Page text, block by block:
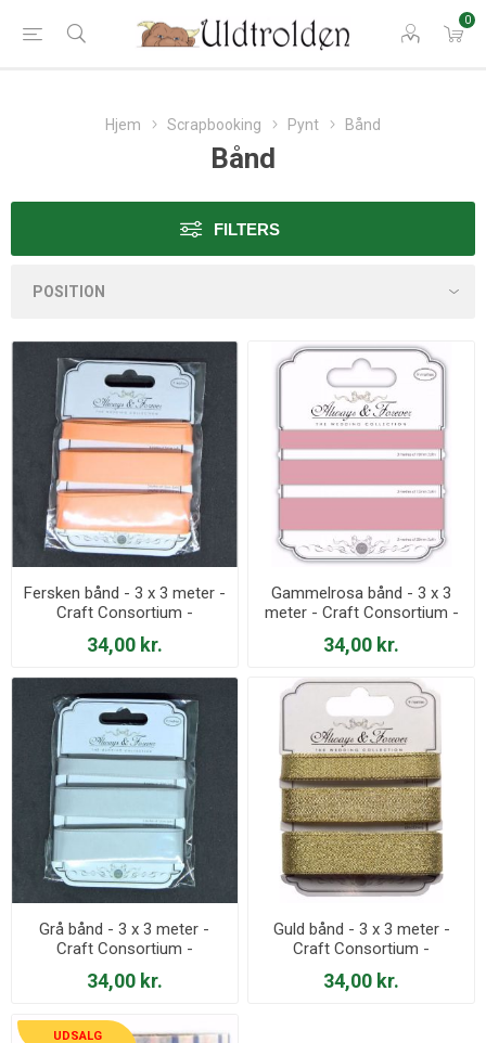
0
Hjem Scrapbooking Pynt Bånd
Bånd
FILTERS
Fersken bånd - 3 x 3 meter -
Craft Consortium -
AFSRBN007
34,00 kr.
Gammelrosa bånd - 3 x 3
meter - Craft Consortium -
AFSRBN004
34,00 kr.
Grå bånd - 3 x 3 meter -
Craft Consortium -
AFSRBN008
34,00 kr.
Guld bånd - 3 x 3 meter -
Craft Consortium -
AFMRBN002
34,00 kr.
UDSALG